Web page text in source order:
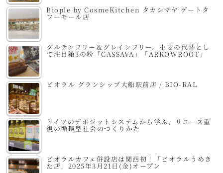
Biople by CosmeKitchen タカシマヤ ゲートタ
ワーモール店
グルテンフリー＆グレインフリー。小麦の代替とし
て注目第3の粉「CASSAVA」「ARROWROOT」
ビオラル グランシップ大船駅前店 / BIO-RAL
ドイツのデポジットシステムから学ぶ、リユース重
視の循環型社会のつくりかた
ビオラルカフェ併設店は関西初！「ビオラルうめき
た店」2025年3月21日(金)オープン